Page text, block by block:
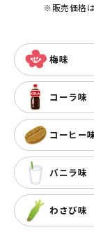
※販売価格
梅味
コーラ味
コーヒー
バニラ味
わさび味